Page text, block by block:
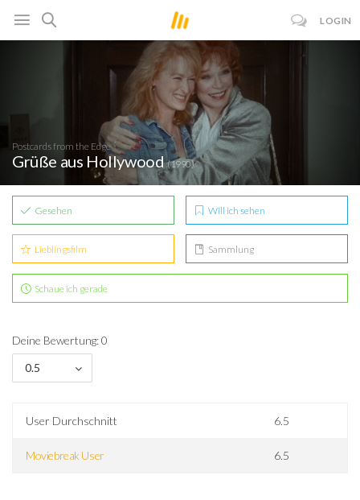
LOGIN
Postcards from the Edge
Grüße aus Hollywood(1990)
Gesehen Will ich sehen
Lieblingsfilm Sammlung
Schaue ich gerade
Deine Bewertung: 0
0.5
User Durchschnitt 6.5
Moviebreak User 6.5